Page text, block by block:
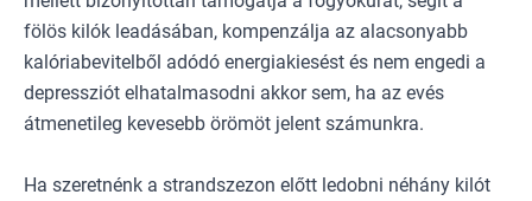
fölös kilók leadásában, kompenzálja az alacsonyabb
kalóriabevitelből adódó energiakiesést és nem engedi a
depressziót elhatalmasodni akkor sem, ha az evés
átmenetileg kevesebb örömöt jelent számunkra.
Ha szeretnénk a strandszezon előtt ledobni néhány kilót